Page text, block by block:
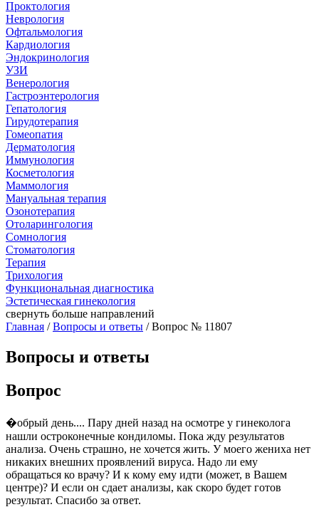
Проктология
Неврология
Офтальмология
Кардиология
Эндокринология
УЗИ
Венерология
Гастроэнтерология
Гепатология
Гирудотерапия
Гомеопатия
Дерматология
Иммунология
Косметология
Маммология
Мануальная терапия
Озонотерапия
Отоларингология
Сомнология
Стоматология
Терапия
Трихология
Функциональная диагностика
Эстетическая гинекология
свернуть больше направлений
Главная /Вопросы и ответы / Вопрос № 11807
Вопросы и ответы
Вопрос
�обрый день.... Пару дней назад на осмотре у гинеколога
нашли остроконечные кондиломы. Пока жду результатов
анализа. Очень страшно, не хочется жить. У моего жениха нет
никаких внешних проявлений вируса. Надо ли ему
обращаться ко врачу? И к кому ему идти (может, в Вашем
центре)? И если он сдает анализы, как скоро будет готов
результат. Спасибо за ответ.